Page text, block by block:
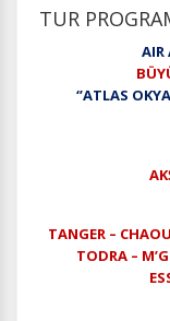
TUR
AIR
‘’ATLAS
TANGER –
TODRA –